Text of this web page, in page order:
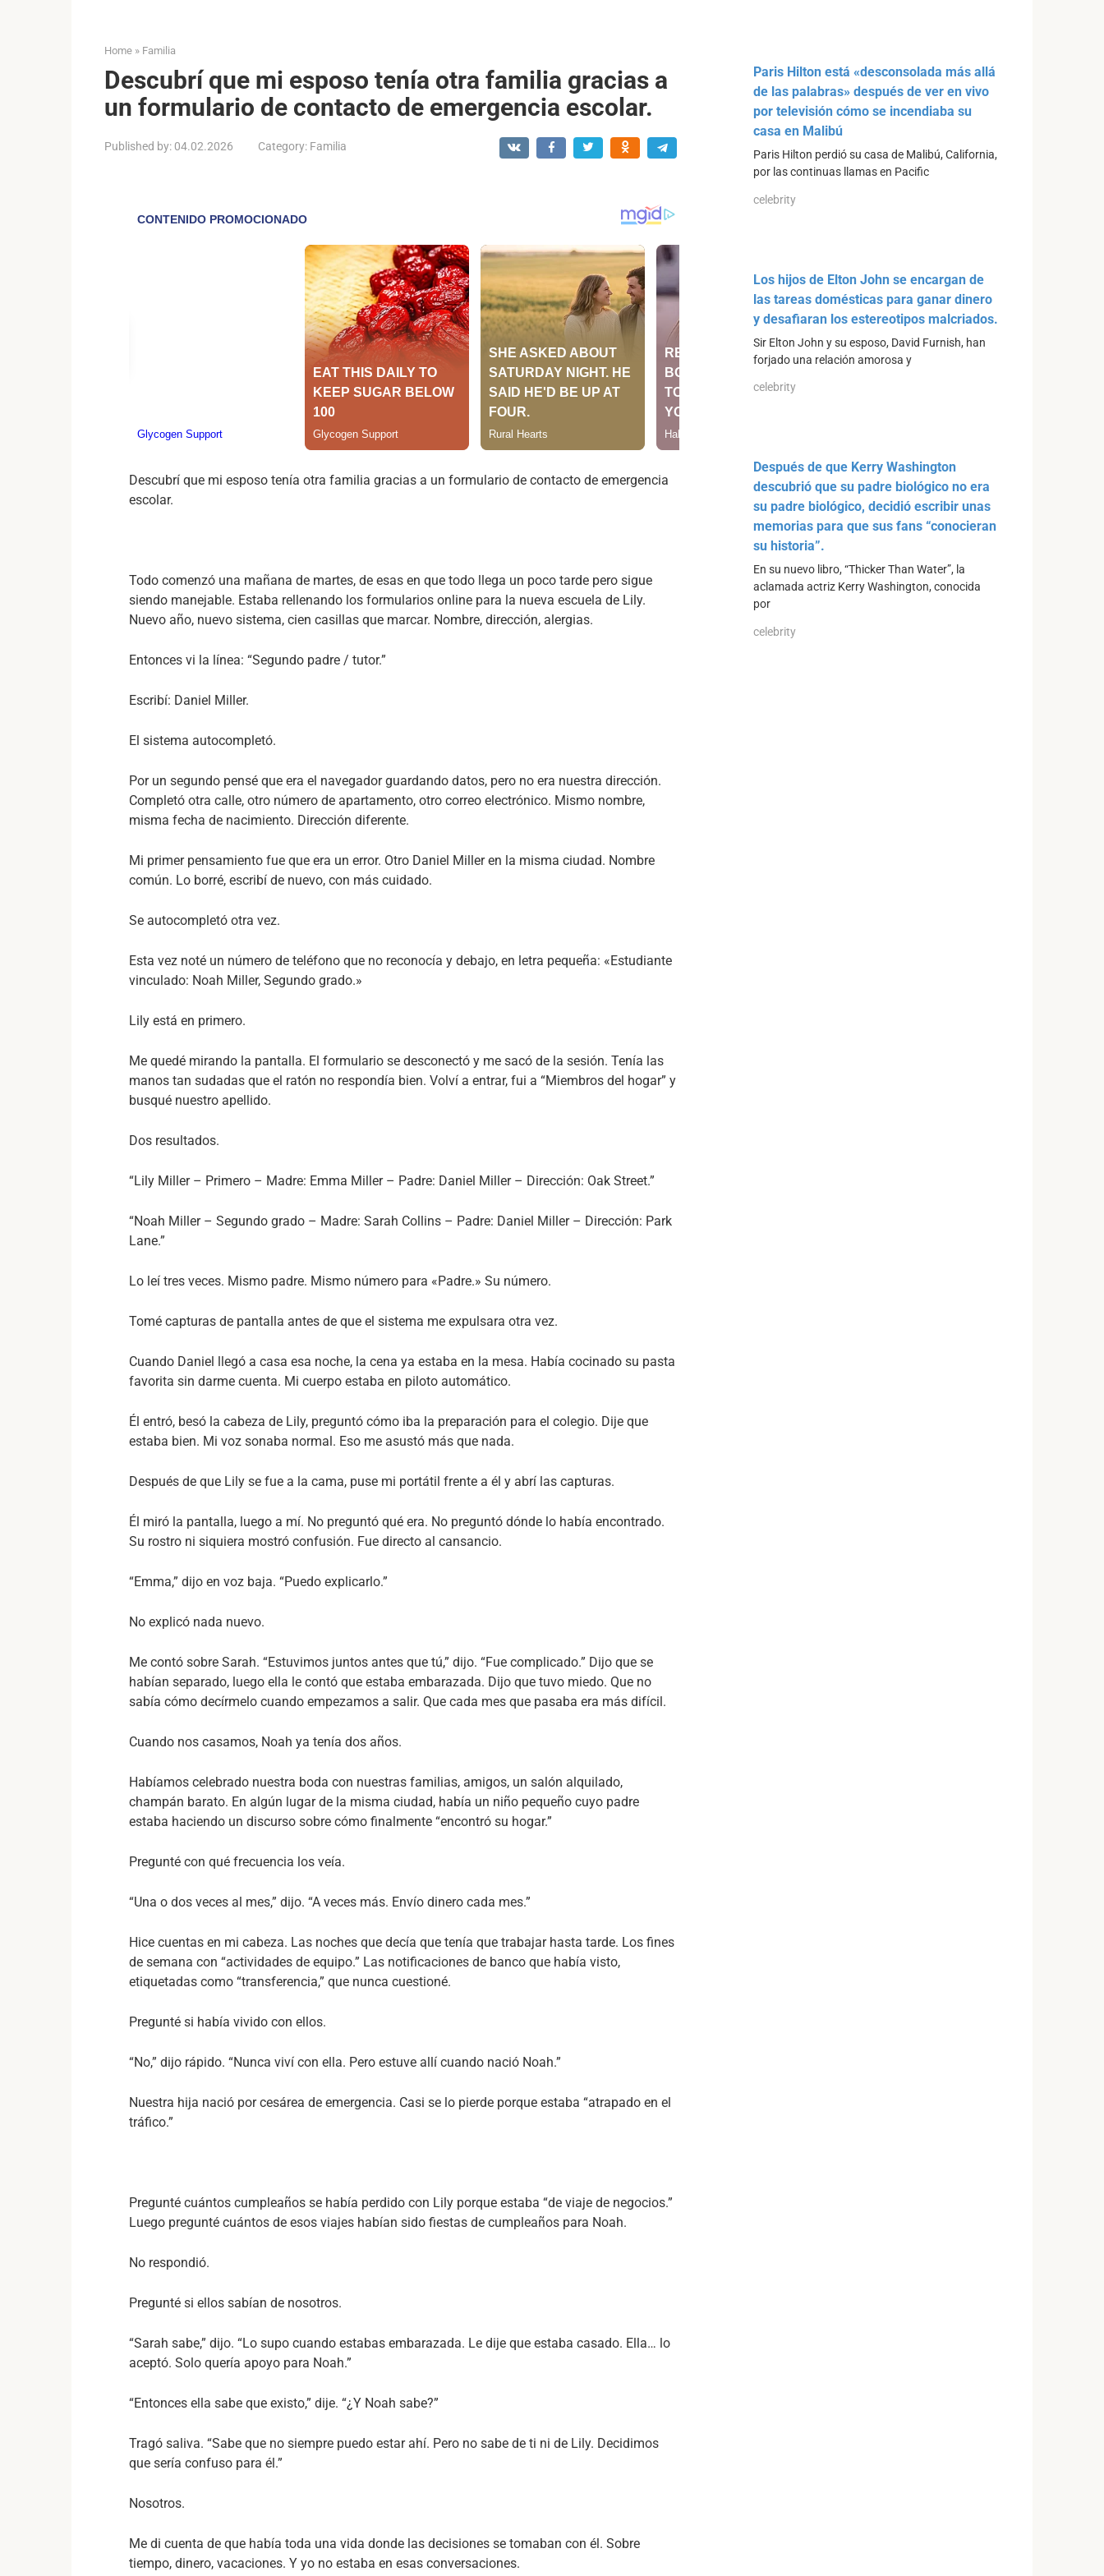
Home » Familia
Descubrí que mi esposo tenía otra familia gracias a
un formulario de contacto de emergencia escolar.
Published by: 04.02.2026 Category: Familia
Descubrí que mi esposo tenía otra familia gracias a un formulario de contacto de emergencia
escolar.
Todo comenzó una mañana de martes, de esas en que todo llega un poco tarde pero sigue
siendo manejable. Estaba rellenando los formularios online para la nueva escuela de Lily.
Nuevo año, nuevo sistema, cien casillas que marcar. Nombre, dirección, alergias.
Entonces vi la línea: “Segundo padre / tutor.”
Escribí: Daniel Miller.
El sistema autocompletó.
Por un segundo pensé que era el navegador guardando datos, pero no era nuestra dirección.
Completó otra calle, otro número de apartamento, otro correo electrónico. Mismo nombre,
misma fecha de nacimiento. Dirección diferente.
Mi primer pensamiento fue que era un error. Otro Daniel Miller en la misma ciudad. Nombre
común. Lo borré, escribí de nuevo, con más cuidado.
Se autocompletó otra vez.
Esta vez noté un número de teléfono que no reconocía y debajo, en letra pequeña: «Estudiante
vinculado: Noah Miller, Segundo grado.»
Lily está en primero.
Me quedé mirando la pantalla. El formulario se desconectó y me sacó de la sesión. Tenía las
manos tan sudadas que el ratón no respondía bien. Volví a entrar, fui a “Miembros del hogar” y
busqué nuestro apellido.
Dos resultados.
“Lily Miller – Primero – Madre: Emma Miller – Padre: Daniel Miller – Dirección: Oak Street.”
“Noah Miller – Segundo grado – Madre: Sarah Collins – Padre: Daniel Miller – Dirección: Park
Lane.”
Lo leí tres veces. Mismo padre. Mismo número para «Padre.» Su número.
Tomé capturas de pantalla antes de que el sistema me expulsara otra vez.
Cuando Daniel llegó a casa esa noche, la cena ya estaba en la mesa. Había cocinado su pasta
favorita sin darme cuenta. Mi cuerpo estaba en piloto automático.
Él entró, besó la cabeza de Lily, preguntó cómo iba la preparación para el colegio. Dije que
estaba bien. Mi voz sonaba normal. Eso me asustó más que nada.
Después de que Lily se fue a la cama, puse mi portátil frente a él y abrí las capturas.
Él miró la pantalla, luego a mí. No preguntó qué era. No preguntó dónde lo había encontrado.
Su rostro ni siquiera mostró confusión. Fue directo al cansancio.
“Emma,” dijo en voz baja. “Puedo explicarlo.”
No explicó nada nuevo.
Me contó sobre Sarah. “Estuvimos juntos antes que tú,” dijo. “Fue complicado.” Dijo que se
habían separado, luego ella le contó que estaba embarazada. Dijo que tuvo miedo. Que no
sabía cómo decírmelo cuando empezamos a salir. Que cada mes que pasaba era más difícil.
Cuando nos casamos, Noah ya tenía dos años.
Habíamos celebrado nuestra boda con nuestras familias, amigos, un salón alquilado,
champán barato. En algún lugar de la misma ciudad, había un niño pequeño cuyo padre
estaba haciendo un discurso sobre cómo finalmente “encontró su hogar.”
Pregunté con qué frecuencia los veía.
“Una o dos veces al mes,” dijo. “A veces más. Envío dinero cada mes.”
Hice cuentas en mi cabeza. Las noches que decía que tenía que trabajar hasta tarde. Los fines
de semana con “actividades de equipo.” Las notificaciones de banco que había visto,
etiquetadas como “transferencia,” que nunca cuestioné.
Pregunté si había vivido con ellos.
“No,” dijo rápido. “Nunca viví con ella. Pero estuve allí cuando nació Noah.”
Nuestra hija nació por cesárea de emergencia. Casi se lo pierde porque estaba “atrapado en el
tráfico.”
Pregunté cuántos cumpleaños se había perdido con Lily porque estaba “de viaje de negocios.”
Luego pregunté cuántos de esos viajes habían sido fiestas de cumpleaños para Noah.
No respondió.
Pregunté si ellos sabían de nosotros.
“Sarah sabe,” dijo. “Lo supo cuando estabas embarazada. Le dije que estaba casado. Ella… lo
aceptó. Solo quería apoyo para Noah.”
“Entonces ella sabe que existo,” dije. “¿Y Noah sabe?”
Tragó saliva. “Sabe que no siempre puedo estar ahí. Pero no sabe de ti ni de Lily. Decidimos
que sería confuso para él.”
Nosotros.
Me di cuenta de que había toda una vida donde las decisiones se tomaban con él. Sobre
tiempo, dinero, vacaciones. Y yo no estaba en esas conversaciones.
Paris Hilton está «desconsolada más allá
de las palabras» después de ver en vivo
por televisión cómo se incendiaba su
casa en Malibú
Paris Hilton perdió su casa de Malibú, California,
por las continuas llamas en Pacific
celebrity
Los hijos de Elton John se encargan de
las tareas domésticas para ganar dinero
y desafiaran los estereotipos malcriados.
Sir Elton John y su esposo, David Furnish, han
forjado una relación amorosa y
celebrity
Después de que Kerry Washington
descubrió que su padre biológico no era
su padre biológico, decidió escribir unas
memorias para que sus fans “conocieran
su historia”.
En su nuevo libro, “Thicker Than Water”, la
aclamada actriz Kerry Washington, conocida
por
celebrity